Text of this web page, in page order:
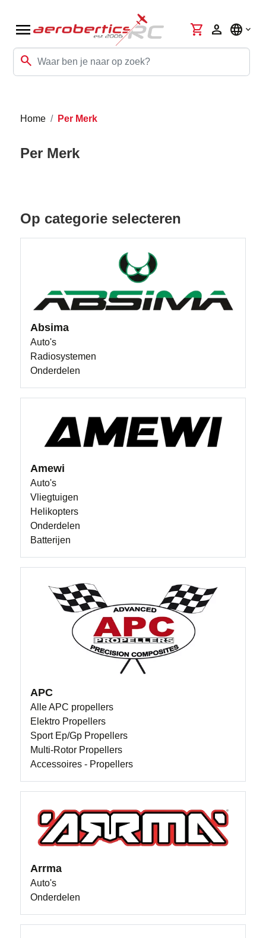
menu
search
shopping_cart person language
Home Per Merk
Per Merk
Op categorie selecteren
Absima
Auto's
Radiosystemen
Onderdelen
Amewi
Auto's
Vliegtuigen
Helikopters
Onderdelen
Batterijen
APC
Alle APC propellers
Elektro Propellers
Sport Ep/Gp Propellers
Multi-Rotor Propellers
Accessoires - Propellers
Arrma
Auto's
Onderdelen